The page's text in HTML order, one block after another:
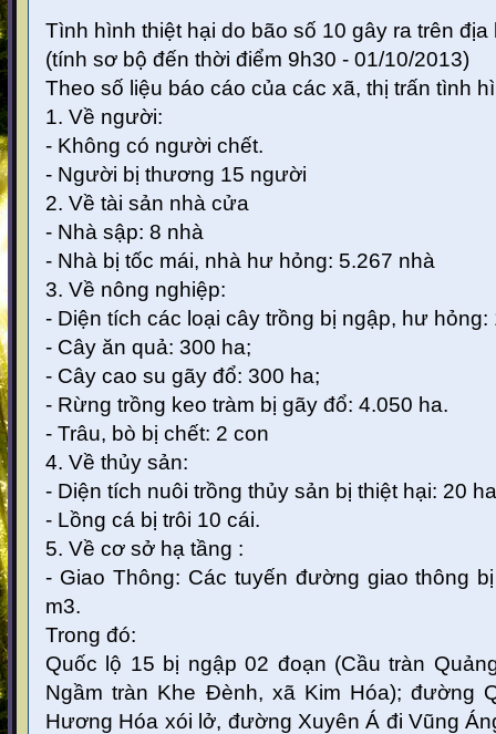
Tình hình thiệt hại do bão số 10 gây ra trên
(tính sơ bộ đến thời điểm 9h30 - 01/10/2013)
Theo số liệu báo cáo của các xã, thị trấn tình
1. Về người:
- Không có người chết.
- Người bị thương 15 người
2. Về tài sản nhà cửa
- Nhà sập: 8 nhà
- Nhà bị tốc mái, nhà hư hỏng: 5.267 nhà
3. Về nông nghiệp:
- Diện tích các loại cây trồng bị ngập, hư hỏng:
- Cây ăn quả: 300 ha;
- Cây cao su gãy đổ: 300 ha;
- Rừng trồng keo tràm bị gãy đổ: 4.050 ha.
- Trâu, bò bị chết: 2 con
4. Về thủy sản:
- Diện tích nuôi trồng thủy sản bị thiệt hại: 20 ha
- Lồng cá bị trôi 10 cái.
5. Về cơ sở hạ tầng :
- Giao Thông: Các tuyến đường giao thông
m3.
Trong đó:
Quốc lộ 15 bị ngập 02 đoạn (Cầu tràn
Ngầm tràn Khe Đènh, xã Kim Hóa); đường
Hương Hóa xói lở, đường Xuyên Á đi Vũng